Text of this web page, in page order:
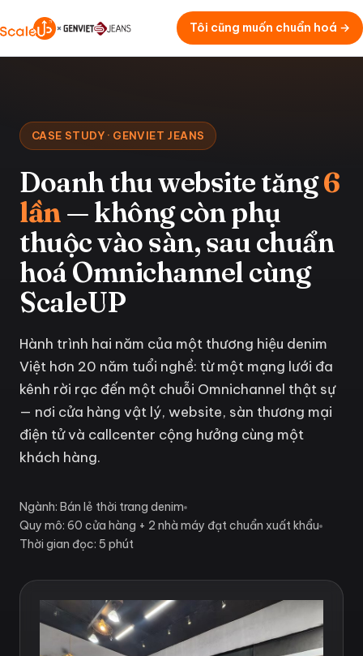
× Tôi cũng muốn chuẩn hoá →
CASE STUDY · GENVIET JEANS
Doanh thu website tăng6
lần— không còn phụ
thuộc vào sàn, sau chuẩn
hoá Omnichannel cùng
ScaleUP
Hành trình hai năm của một thương hiệu denim
Việt hơn 20 năm tuổi nghề: từ một mạng lưới đa
kênh rời rạc đến một chuỗi Omnichannel thật sự
— nơi cửa hàng vật lý, website, sàn thương mại
điện tử và callcenter cộng hưởng cùng một
khách hàng.
Ngành: Bán lẻ thời trang denim
Quy mô: 60 cửa hàng + 2 nhà máy đạt chuẩn xuất khẩu
Thời gian đọc: 5 phút